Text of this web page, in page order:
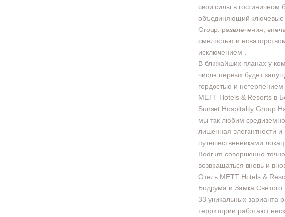
свои силы в гостиничном
объединяющий ключевые
Group: развлечения,
смелостью и
исключением”.
В ближайших планах у
числе первых будет
гордостью и
METT Hotels & Resorts в
Sunset Hospitality Group
мы так любим
лишенная элегантности
путешественниками
Bodrum совершенно
возвращаться вновь и
Отель METT Hotels &
Бодрума и Замка Светого
33 уникальных
территории работают